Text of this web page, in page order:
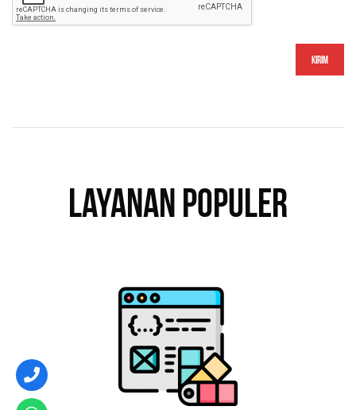
Kirim
Layanan Populer